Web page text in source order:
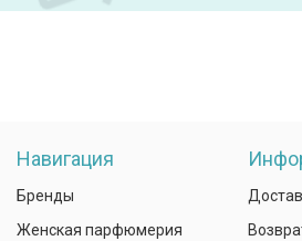
Навигация
Бренды
Женская парфюмерия